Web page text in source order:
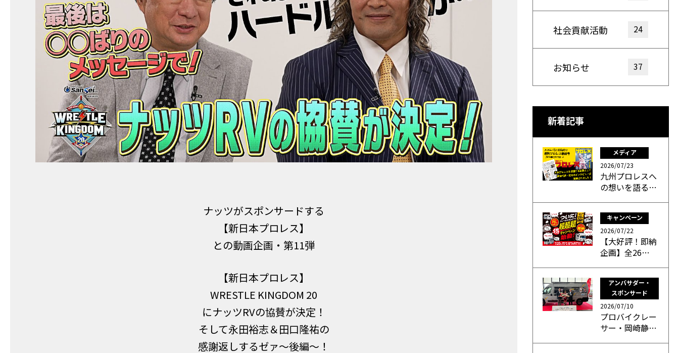
ナッツがスポンサードする
【新日本プロレス】
との動画企画・第11弾
【新日本プロレス】
WRESTLE KINGDOM 20
にナッツRVの協賛が決定！
そして永田裕志＆田口隆祐の
感謝返しするゼァ〜後編〜！
社会貢献活動 24
お知らせ 37
新着記事
メディア
2026/07/23
九州プロレスへ
の想いを語る…
キャンペーン
2026/07/22
【大好評！即納
企画】全26…
アンバサダー・
スポンサード
2026/07/10
プロバイクレー
サー・岡崎静…